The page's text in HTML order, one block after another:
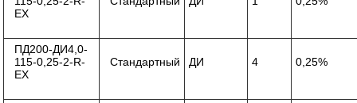
ЕХ
ПД200-ДИ4,0-
115-0,25-2-R-
ЕХ
Стандартный ДИ 4 0,25%